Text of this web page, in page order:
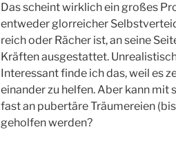
Das scheint wirklich ein großes
entweder glorreicher
reich oder Rächer ist, an seine
Kräften ausgestattet.
Interessant finde ich das, weil es
einander zu helfen. Aber kann mit
fast an pubertäre Träumereien
geholfen werden?